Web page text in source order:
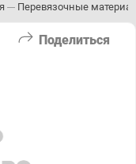
Перевязочные
Поделиться